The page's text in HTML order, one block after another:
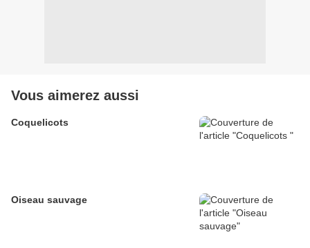
Vous aimerez aussi
Coquelicots
Oiseau sauvage